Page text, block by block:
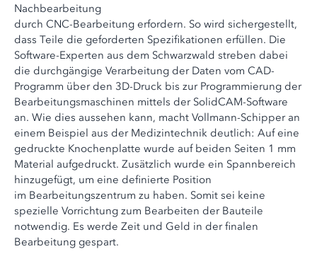
Nachbearbeitung
durch CNC-Bearbeitung erfordern. So wird sichergestellt,
dass Teile die geforderten Spezifikationen erfüllen. Die
Software-Experten aus dem Schwarzwald streben dabei
die durchgängige Verarbeitung der Daten vom CAD-
Programm über den 3D-Druck bis zur Programmierung der
Bearbeitungsmaschinen mittels der SolidCAM-Software
an. Wie dies aussehen kann, macht Vollmann-Schipper an
einem Beispiel aus der Medizintechnik deutlich: Auf eine
gedruckte Knochenplatte wurde auf beiden Seiten 1 mm
Material aufgedruckt. Zusätzlich wurde ein Spannbereich
hinzugefügt, um eine definierte Position
im Bearbeitungszentrum zu haben. Somit sei keine
spezielle Vorrichtung zum Bearbeiten der Bauteile
notwendig. Es werde Zeit und Geld in der finalen
Bearbeitung gespart.